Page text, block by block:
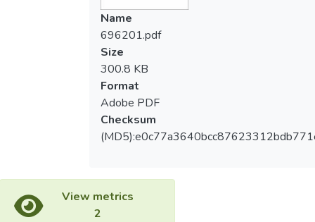
Name
696201.pdf
Size
300.8 KB
Format
Adobe PDF
Checksum
View metrics
2